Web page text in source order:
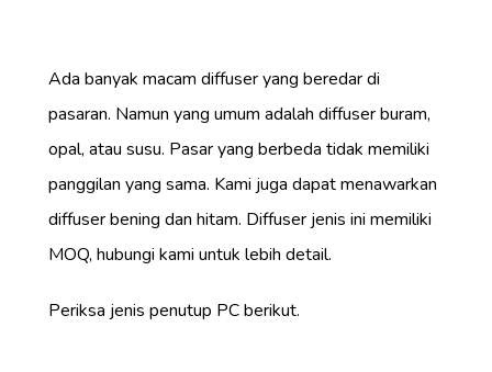
Ada banyak macam diffuser yang beredar di
pasaran. Namun yang umum adalah diffuser buram,
opal, atau susu. Pasar yang berbeda tidak memiliki
panggilan yang sama. Kami juga dapat menawarkan
diffuser bening dan hitam. Diffuser jenis ini memiliki
MOQ, hubungi kami untuk lebih detail.
Periksa jenis penutup PC berikut.